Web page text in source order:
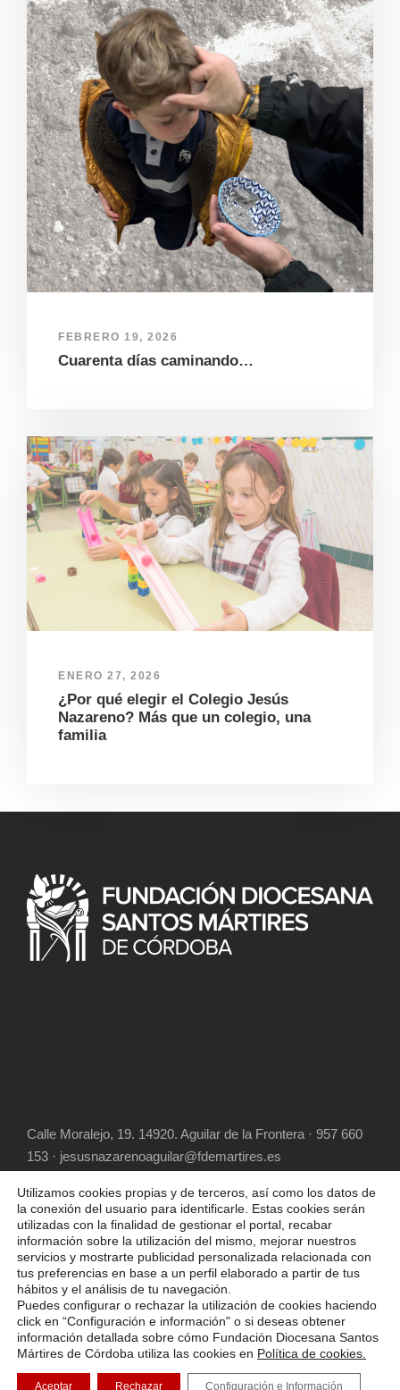
FEBRERO 19, 2026
Cuarenta días caminando…
ENERO 27, 2026
¿Por qué elegir el Colegio Jesús
Nazareno? Más que un colegio, una
familia
Calle Moralejo, 19. 14920. Aguilar de la Frontera · 957 660
153 · jesusnazarenoaguilar@fdemartires.es
COPYRIGHT 2025 FUNDACIÓN DIOCESANA
SANTOS MÁRTIRES, ALL RIGHT RESERVED
POLÍTICA DE COOKIES AVISO LEGAL
POLÍTICA DE PRIVACIDAD
Utilizamos cookies propias y de terceros, así como los datos de
la conexión del usuario para identificarle. Estas cookies serán
utilizadas con la finalidad de gestionar el portal, recabar
información sobre la utilización del mismo, mejorar nuestros
servicios y mostrarte publicidad personalizada relacionada con
tus preferencias en base a un perfil elaborado a partir de tus
hábitos y el análisis de tu navegación.
Puedes configurar o rechazar la utilización de cookies haciendo
click en “Configuración e información" o si deseas obtener
información detallada sobre cómo Fundación Diocesana Santos
Mártires de Córdoba utiliza las cookies en Política de cookies.
Aceptar Rechazar Configuración e Información